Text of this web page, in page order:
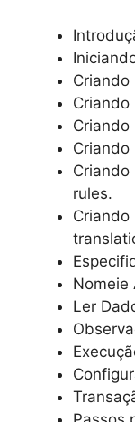
Criando
Criando
Criando
Criando
rules.
Criando
Nomeie
Ler